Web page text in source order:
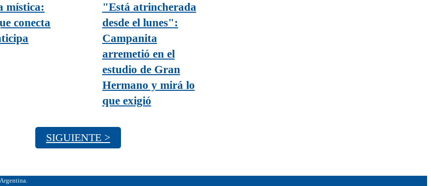
mística:
conecta
"Está atrincherada
desde el lunes":
Campanita
arremetió en el
estudio de Gran
Hermano y mirá lo
que exigió
SIGUIENTE >